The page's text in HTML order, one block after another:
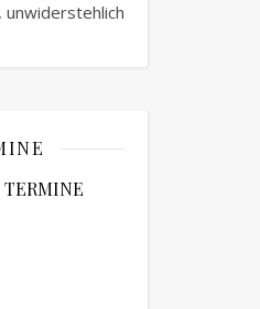
unwiderstehlich